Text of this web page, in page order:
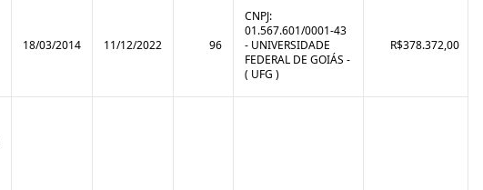
18/03/2014 11/12/2022 96
CNPJ:
01.567.601/0001-43
- UNIVERSIDADE
FEDERAL DE GOIÁS -
( UFG )
R$378.372,00